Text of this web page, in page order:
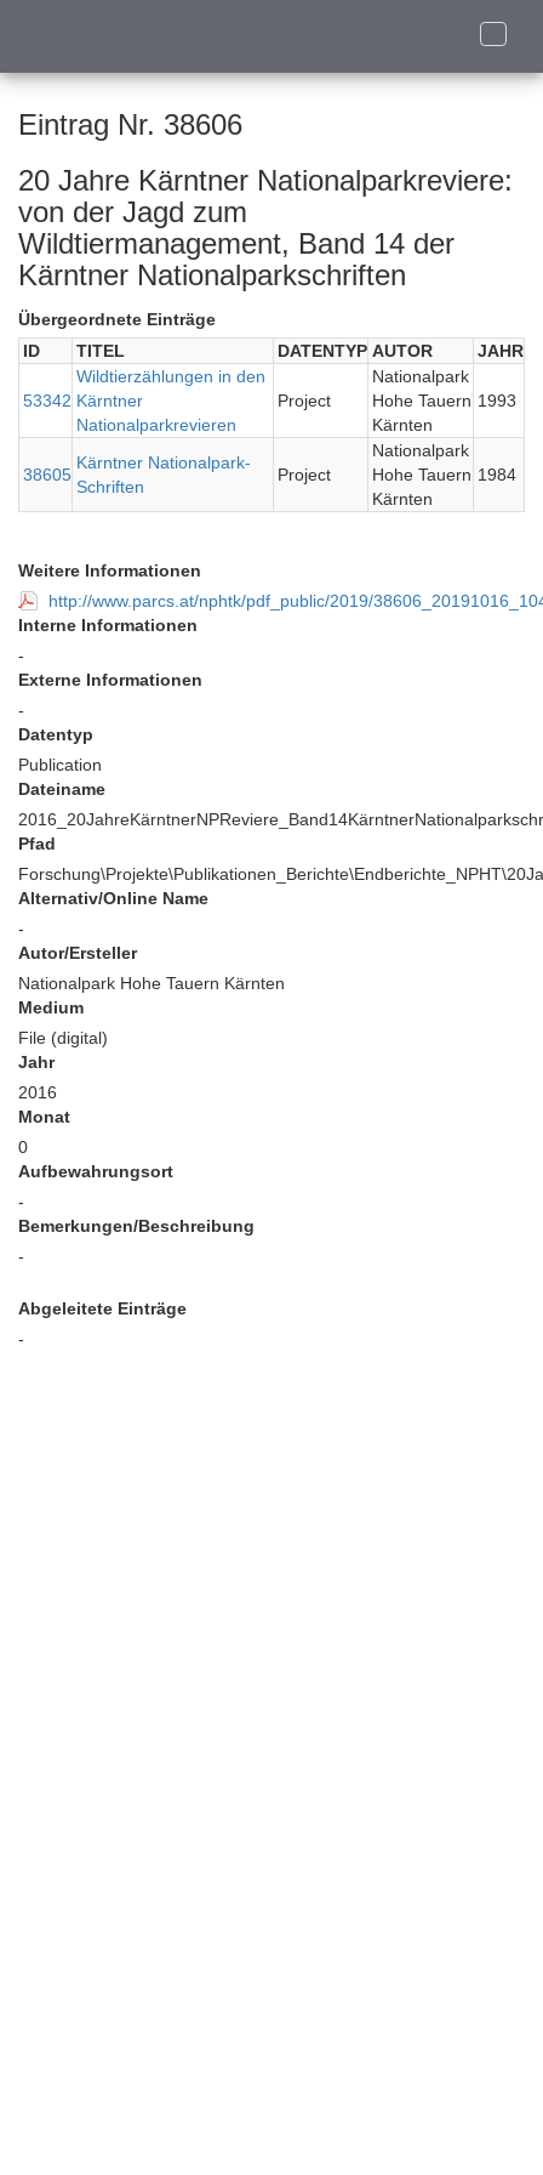
Toggle
Eintrag Nr. 38606
20 Jahre Kärntner Nationalparkreviere:
von der Jagd zum
Wildtiermanagement, Band 14 der
Kärntner Nationalparkschriften
Übergeordnete Einträge
ID
TITEL DATENTYP AUTOR JAHR
53342
Wildtierzählungen in den
Kärntner
Nationalparkrevieren
Project
Nationalpark
Hohe Tauern
Kärnten
1993
38605
Kärntner Nationalpark-
Schriften
Project
Nationalpark
Hohe Tauern
Kärnten
1984
Weitere Informationen
http://www.parcs.at/nphtk/pdf_public/2019/
Interne Informationen
-
Externe Informationen
-
Datentyp
Publication
Dateiname
Pfad
Alternativ/Online Name
-
Autor/Ersteller
Nationalpark Hohe Tauern Kärnten
Medium
File (digital)
Jahr
2016
Monat
0
Aufbewahrungsort
-
Bemerkungen/Beschreibung
-
Abgeleitete Einträge
-